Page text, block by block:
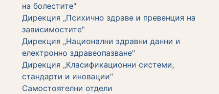
на болестите"
Дирекция „Психично здраве и превенция на
зависимостите"
Дирекция „Национални здравни данни и
електронно здравеопазване"
Дирекция „Класификационни системи,
стандарти и иновации"
Самостоятелни отдели